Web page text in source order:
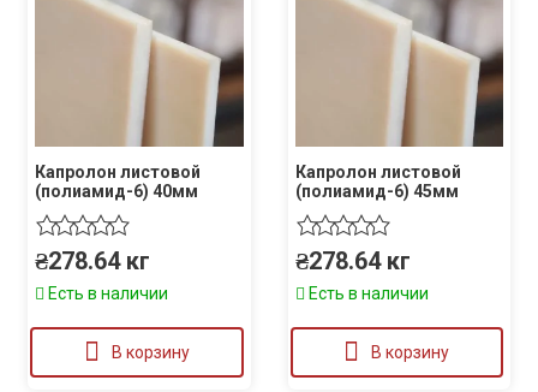
Капролон листовой
(полиамид-6) 40мм
₴278.64 кг
Есть в наличии
В корзину
Капролон листовой
(полиамид-6) 45мм
₴278.64 кг
Есть в наличии
В корзину